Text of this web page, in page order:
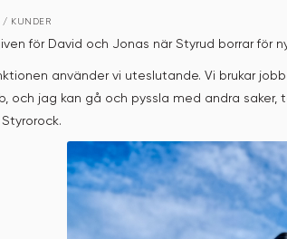
/ KUNDER
för David och Jonas när Styrud borrar för
använder vi uteslutande. Vi brukar
och jag kan gå och pyssla med andra saker,